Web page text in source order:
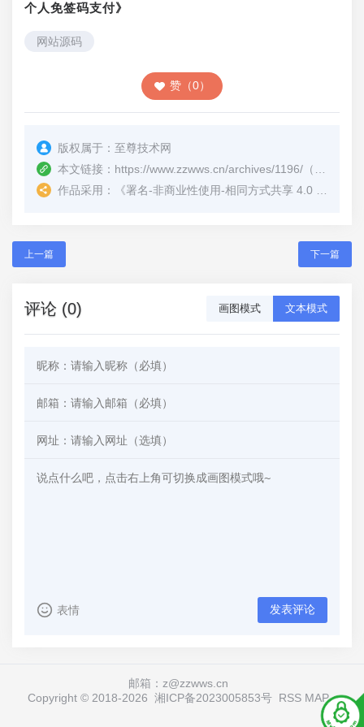
个人免签码支付》
网站源码
赞（0）
版权属于： 至尊技术网
本文链接： https://www.zzwws.cn/archives/1196/ （转载时请注明本文出处及文章链接）
作品采用：
《署名-非商业性使用-相同方式共享 4.0 国际 (CC BY-NC-SA 4.0)
上一篇 下一篇
评论 (0) 画图模式 文本模式
表情 发表评论
邮箱：z@zzwws.cn
Copyright © 2018-2026 湘ICP备2023005853号 RSS MAP